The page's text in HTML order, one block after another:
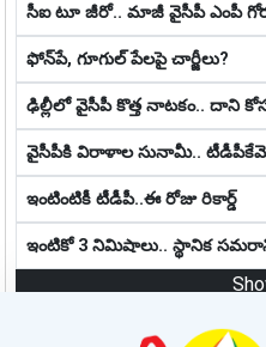
సీఐ టూ జీరో.. మాజీ వైసీపీ ఎంపీ
ఫోన్‌పే, గూగుల్ పేల‌పై చార్జీలు?
ఢిల్లీలో వైసీపీ కొత్త నాట‌కం.. దాని
వైసీపీకి విరాళాల సునామీ..
ఇంటింటికీ టీడీపీ..ఈ రోజు రికార్డ్
ఇంటికో 3 నిమిషాలు.. స్థానిక